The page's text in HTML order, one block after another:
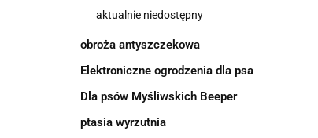
aktualnie niedostępny
obroża antyszczekowa
Elektroniczne ogrodzenia dla psa
Dla psów Myśliwskich Beeper
ptasia wyrzutnia